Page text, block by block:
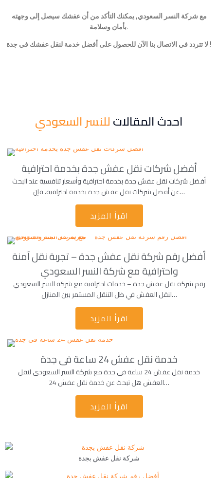
مع شركة النسر السعودي, يمكنك التأكد من أن عفشك سيصل إلى وجهته
بأمان وسلامة.
لا تتردد في الاتصال بنا الآن للحصول على أفضل خدمة لنقل عفشك في جدة !
احدث المقالاتللنسر السعودي
أفضل شركات نقل عفش جدة بخدمة احترافية
أفضل شركات نقل عفش جدة بخدمة احترافية وأسعار تنافسية عند البحث
عن أفضل شركات نقل عفش جدة بخدمة احترافية، فإن…
اقرأ المزيد
أفضل رقم شركة نقل عفش جدة – تجربة نقل آمنة
واحترافية مع شركة النسر السعودي
رقم شركة نقل عفش جدة – خدمات احترافية مع شركة النسر السعودي
لنقل العفش في ظل التنقل المستمر بين المنازل…
اقرأ المزيد
خدمة نقل عفش 24 ساعة فى جدة
خدمة نقل عفش 24 ساعة فى جدة مع شركة النسر السعودي لنقل
العفش هل تبحث عن خدمة نقل عفش 24…
اقرأ المزيد
شركة نقل عفش بجدة